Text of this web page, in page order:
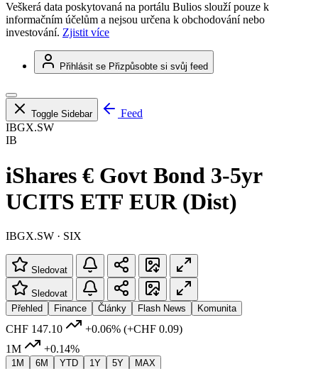
Veškerá data poskytovaná na portálu Bulios slouží pouze k
informačním účelům a nejsou určena k obchodování nebo
investování. Zjistit více
Přihlásit se Přizpůsobte si svůj feed
Toggle Sidebar
Feed
IBGX.SW
IB
iShares € Govt Bond 3-5yr
UCITS ETF EUR (Dist)
IBGX.SW · SIX
Sledovat
Sledovat
Přehled
Finance Články Flash News Komunita
CHF 147.10 +0.06% (+CHF 0.09)
1M
+0.14%
1M 6M YTD 1Y 5Y MAX